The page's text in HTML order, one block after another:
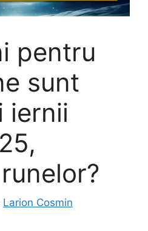
pentru
sunt
iernii
Larion Cosmin